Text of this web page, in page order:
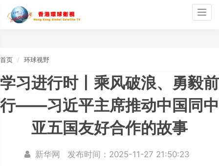
首页 环球视野
学习进行时丨乘风破浪、勇毅前
行——习近平主席推动中国同中
亚五国友好合作的故事
新华网 发布时间：2025-11-27 21:50:23